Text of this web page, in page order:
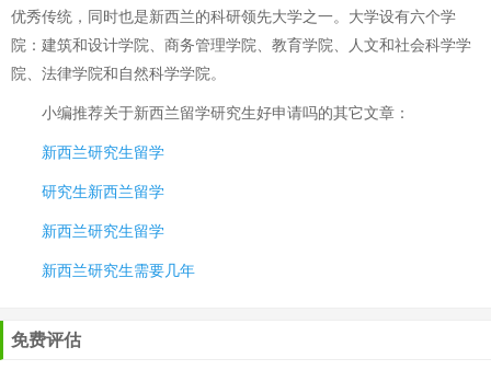
优秀传统，同时也是新西兰的科研领先大学之一。大学设有六个学
院：建筑和设计学院、商务管理学院、教育学院、人文和社会科学学
院、法律学院和自然科学学院。
小编推荐关于新西兰留学研究生好申请吗的其它文章：
新西兰研究生留学
研究生新西兰留学
新西兰研究生留学
新西兰研究生需要几年
免费评估